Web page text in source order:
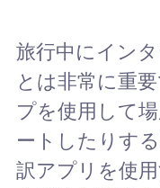
旅行中にイン
とは非常に重
プを使用して
ートしたりす
訳アプリを使